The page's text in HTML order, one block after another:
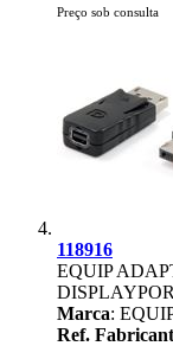
Preço sob consulta
118916
EQUIP
Marca:
Ref.